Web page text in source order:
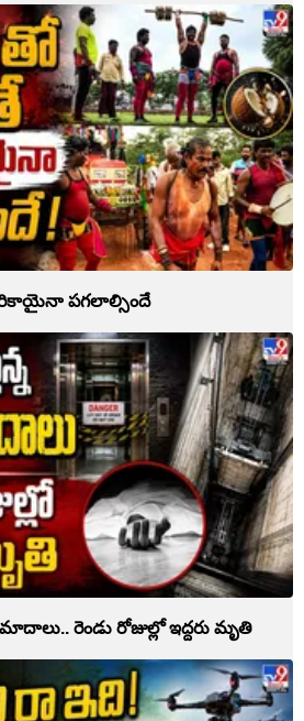
పగలాల్సిందే
రెండు రోజుల్లో ఇద్దరు మృతి